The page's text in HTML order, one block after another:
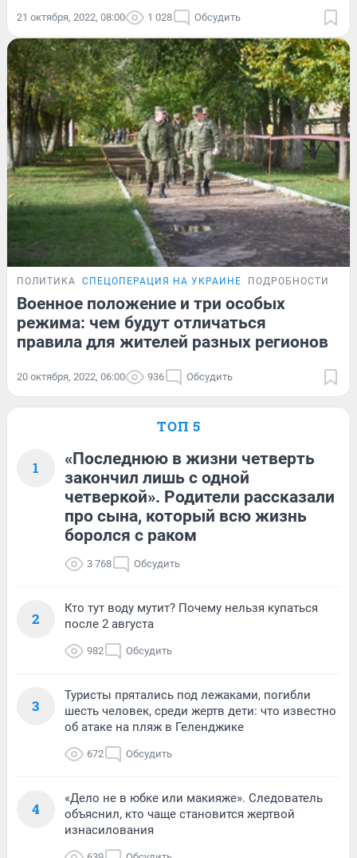
21 октября, 2022, 08:00 1 028 Обсудить
ПОЛИТИКА СПЕЦОПЕРАЦИЯ НА УКРАИНЕ ПОДРОБНОСТИ
Военное положение и три особых
режима: чем будут отличаться
правила для жителей разных регионов
20 октября, 2022, 06:00 936 Обсудить
ТОП 5
1
«Последнюю в жизни четверть
закончил лишь с одной
четверкой». Родители рассказали
про сына, который всю жизнь
боролся с раком
3 768 Обсудить
2
Кто тут воду мутит? Почему нельзя купаться
после 2 августа
982 Обсудить
3
Туристы прятались под лежаками, погибли
шесть человек, среди жертв дети: что известно
об атаке на пляж в Геленджике
672 Обсудить
4
«Дело не в юбке или макияже». Следователь
объяснил, кто чаще становится жертвой
изнасилования